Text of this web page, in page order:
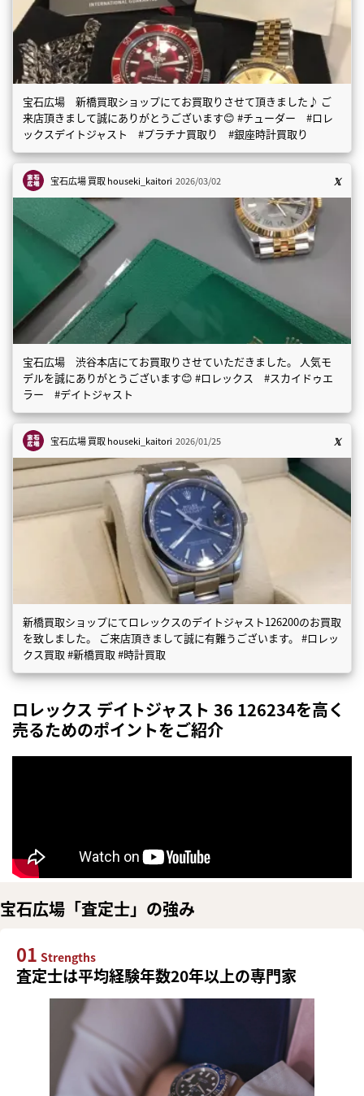
宝石広場 新橋買取ショップにてお買取りさせて頂きました♪ ご
来店頂きまして誠にありがとうございます😊 #チューダー #ロレ
ックスデイトジャスト #プラチナ買取り #銀座時計買取り
宝石広場 買取houseki_kaitori 2026/03/02
宝石広場 渋谷本店にてお買取りさせていただきました。 人気モ
デルを誠にありがとうございます😊 #ロレックス #スカイドゥエ
ラー #デイトジャスト
宝石広場 買取houseki_kaitori 2026/01/25
新橋買取ショップにてロレックスのデイトジャスト126200のお買取
を致しました。 ご来店頂きまして誠に有難うございます。 #ロレッ
クス買取 #新橋買取 #時計買取
ロレックス デイトジャスト 36 126234を高く
売るためのポイントをご紹介
宝石広場「査定士」の強み
01 Strengths
査定士は平均経験年数20年以上の専門家